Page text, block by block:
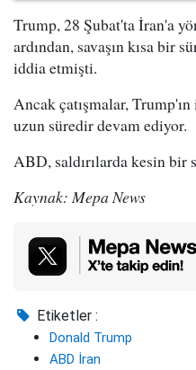
Trump, 28 Şubat'ta İran'a
ardından, savaşın kısa bir
iddia etmişti.
Ancak çatışmalar,
uzun süredir devam ediyor.
ABD, saldırılarda kesin bir
Kaynak: Mepa News
Etiketler :
Donald Trump
ABD İran